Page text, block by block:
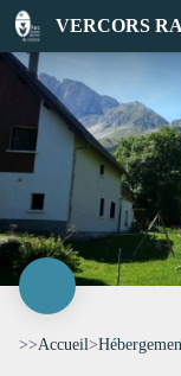
VERCORS
Les Roches Blanches
>>Accueil>